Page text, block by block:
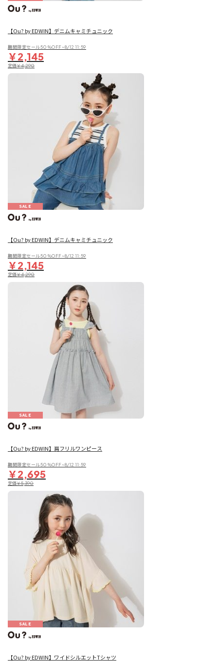
【Ou? by EDWIN】デニムキャミチュニック
期間限定セール50％OFF~8/12 11:59
￥2,145
定価￥4,290
SALE
【Ou? by EDWIN】デニムキャミチュニック
期間限定セール50％OFF~8/12 11:59
￥2,145
定価￥4,290
SALE
【Ou? by EDWIN】肩フリルワンピース
期間限定セール50％OFF~8/12 11:59
￥2,695
定価￥5,390
SALE
【Ou? by EDWIN】ワイドシルエットTシャツ